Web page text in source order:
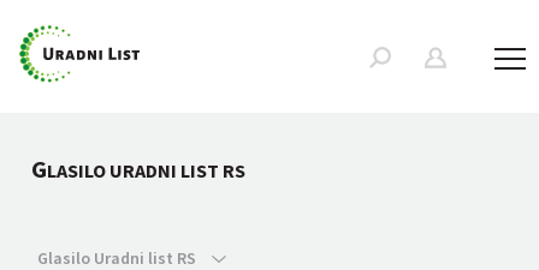
GLASILO URADNI LIST RS
Glasilo Uradni list RS